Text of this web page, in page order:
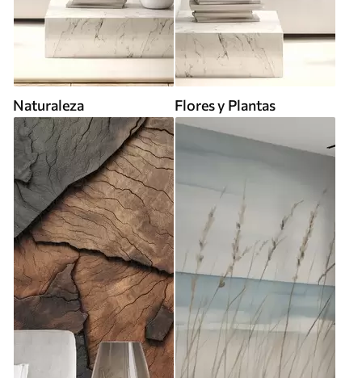
Naturaleza Flores y Plantas